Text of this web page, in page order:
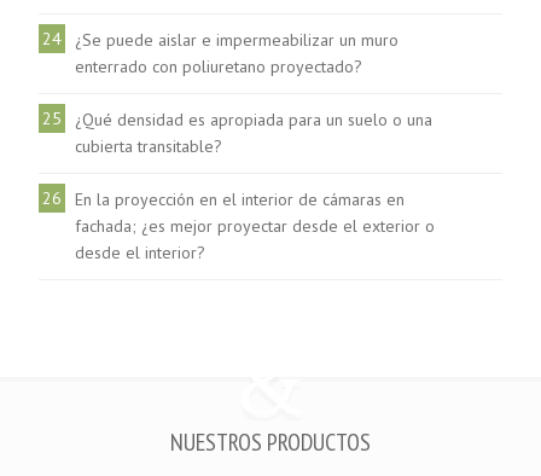
24
¿Se puede aislar e impermeabilizar un muro
enterrado con poliuretano proyectado?
25
¿Qué densidad es apropiada para un suelo o una
cubierta transitable?
26
En la proyección en el interior de cámaras en
fachada; ¿es mejor proyectar desde el exterior o
desde el interior?
NUESTROS PRODUCTOS